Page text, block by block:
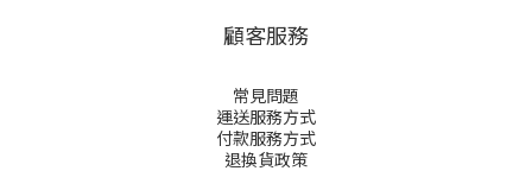
顧客服務
常見問題
運送服務方式
付款服務方式
退換貨政策